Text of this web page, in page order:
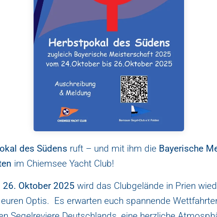
des Südens ruft – und mit ihm die Bayerische
im Chiemsee Yacht Club!
Oktober 2025 wird das Clubgelände in Prien
Optis. Es erwarten euch spannende